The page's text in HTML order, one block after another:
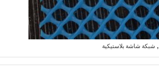
, شبكة شاشة بلاستيكية